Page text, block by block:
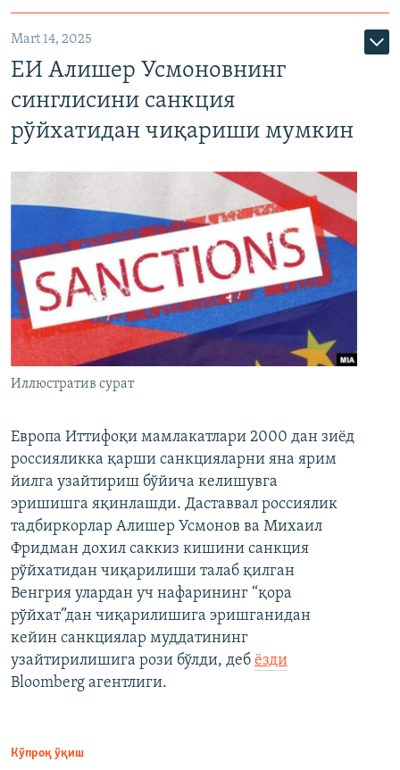
Mart 14, 2025
ЕИ Алишер Усмоновнинг
синглисини санкция
рўйхатидан чиқариши мумкин
Иллюстратив сурат
Европа Иттифоқи мамлакатлари 2000 дан зиёд
россияликка қарши санкцияларни яна ярим
йилга узайтириш бўйича келишувга
эришишга яқинлашди. Даставвал россиялик
тадбиркорлар Алишер Усмонов ва Михаил
Фридман дохил саккиз кишини санкция
рўйхатидан чиқарилиши талаб қилган
Венгрия улардан уч нафарининг “қора
рўйхат”дан чиқарилишига эришганидан
кейин санкциялар муддатининг
узайтирилишига рози бўлди, деб ёзди
Bloomberg агентлиги.
Кўпроқ ўқиш